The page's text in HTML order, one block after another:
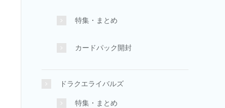
特集・まとめ
カードパック開封
ドラクエライバルズ
特集・まとめ